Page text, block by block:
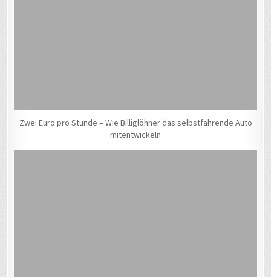
Zwei Euro pro Stunde – Wie Billiglöhner das selbstfahrende Auto
mitentwickeln